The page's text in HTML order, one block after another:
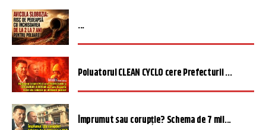
...
Poluatorul CLEAN CYCLO cere Prefecturii ...
Împrumut sau corupție? Schema de 7 mil...